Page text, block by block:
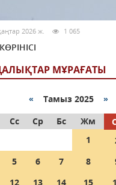
2026 ж. 1 065
МҰРАҒАТЫ
« Тамыз 2025 »
Сс Ср Бс Жм
1
5 6 7 8
12 13 14 15